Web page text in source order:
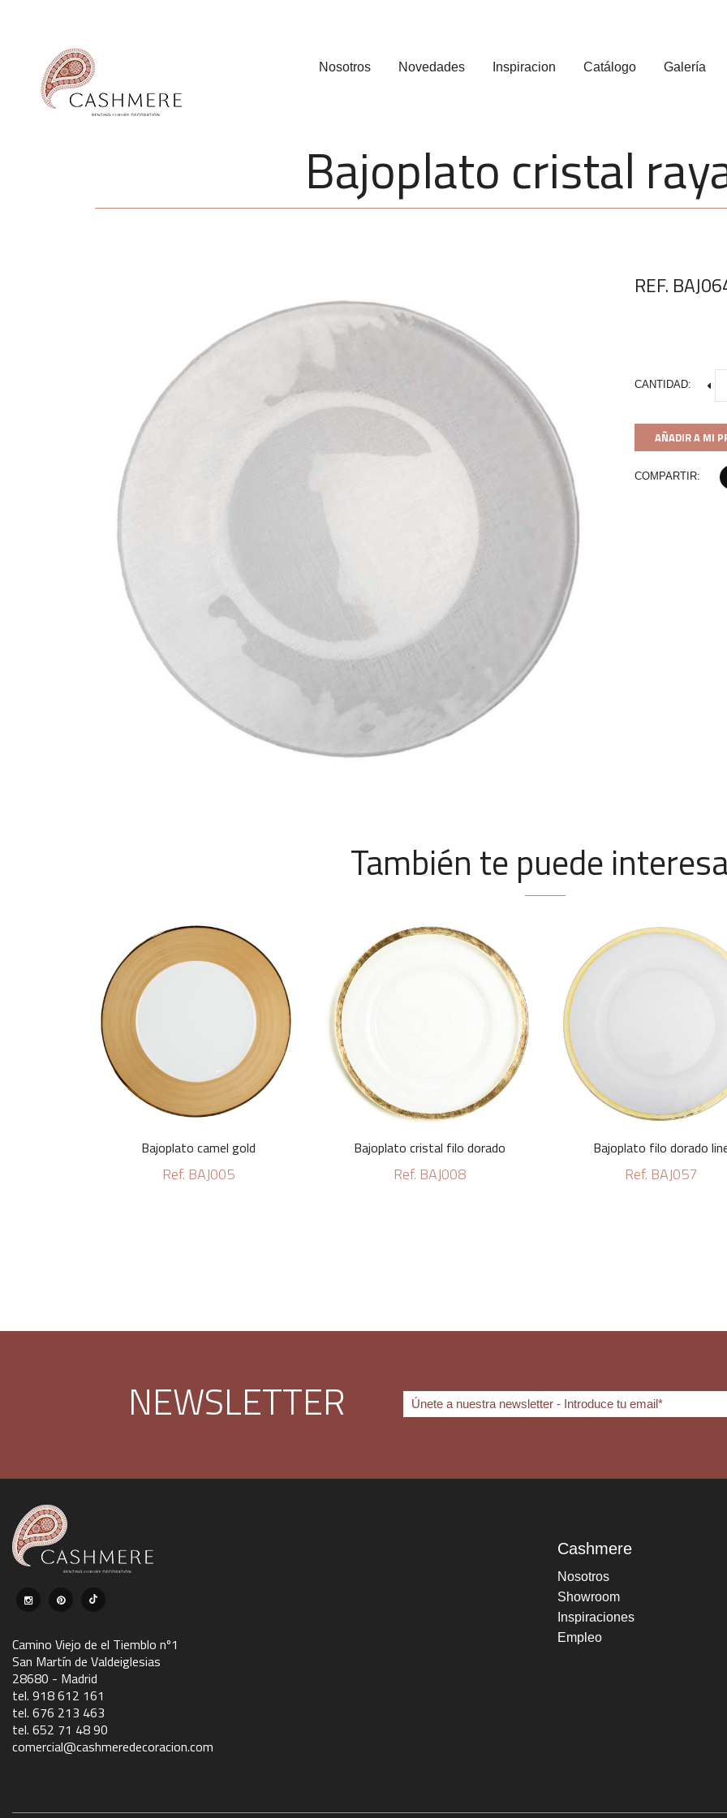
Nosotros Novedades Inspiracion Catálogo Galería
Bajoplato cristal
REF.
CANTIDAD:
AÑADIR A MI
COMPARTIR:
También te puede
Bajoplato camel gold
Ref. BAJ005
Bajoplato cristal filo dorado
Ref. BAJ008
Bajoplato filo dorado
Ref. BAJ057
NEWSLETTER
Camino Viejo de el Tiemblo nº1
San Martín de Valdeiglesias
28680 - Madrid
tel. 918 612 161
tel. 676 213 463
tel. 652 71 48 90
comercial@cashmeredecoracion.com
Cashmere
Nosotros
Showroom
Inspiraciones
Empleo